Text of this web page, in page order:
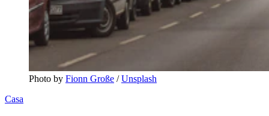
Photo by Fionn Große / Unsplash
Casa